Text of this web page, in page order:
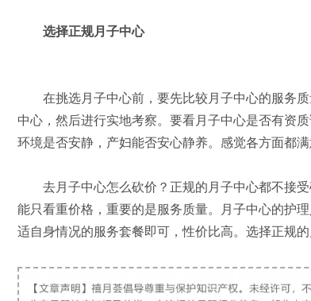
选择正规月子中心
在挑选月子中心前，要先比较月子中心的服务质
中心，然后进行实地考察。要看月子中心是否有资
环境是否安静，产妇能否安心静养。感觉各方面都
去月子中心怎么砍价？正规的月子中心都不接受
能只看重价格，重要的是服务质量。月子中心的护
适自身情况的服务套餐即可，性价比高。选择正规